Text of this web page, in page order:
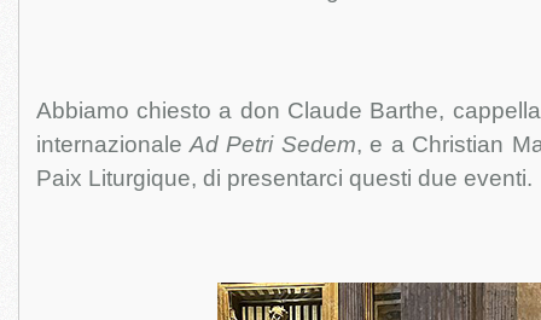
Abbiamo chiesto a don Claude Barthe,
internazionale Ad Petri Sedem, e a Christian
Paix Liturgique, di presentarci questi due eventi.